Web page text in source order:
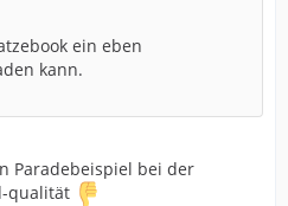
ein eben
kann.
Paradebeispiel bei der
qualität